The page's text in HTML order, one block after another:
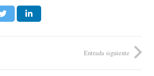
Entrada siguiente